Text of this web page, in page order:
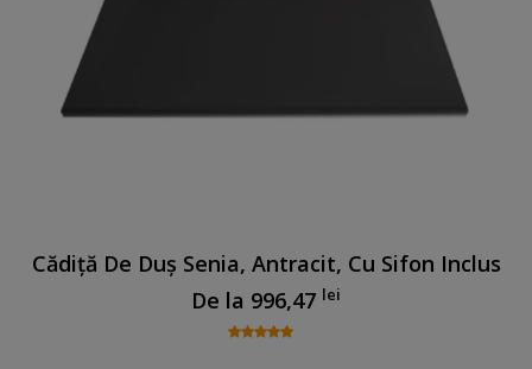
Cădiță De Duș Senia, Antracit, Cu Sifon Inclus
De la 996,47 lei